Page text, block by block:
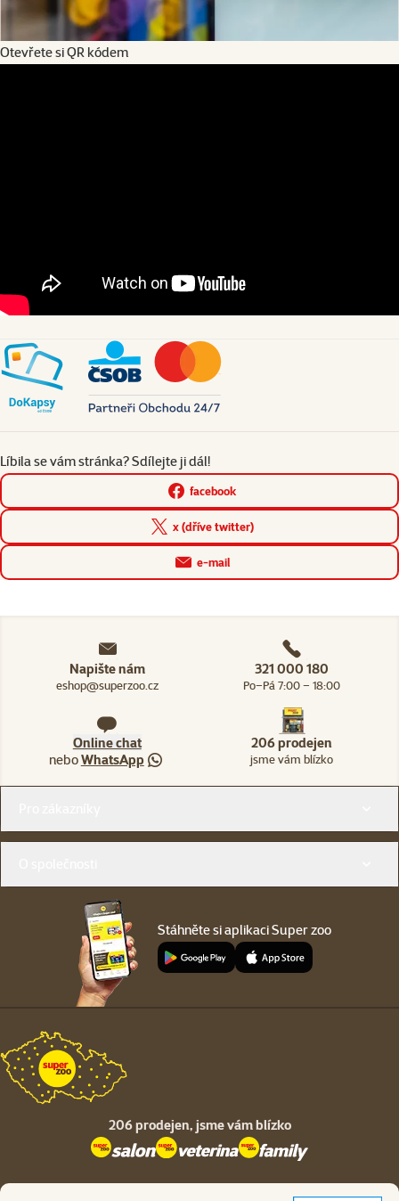
Otevřete si QR kódem
Líbila se vám stránka? Sdílejte ji dál!
facebook
x (dříve twitter)
e-mail
Napište nám
eshop@superzoo.cz
321 000 180
Po–Pá 7:00 – 18:00
Online chat
neboWhatsApp
206 prodejen
jsme vám blízko
Stáhněte si aplikaci Super zoo
206 prodejen, jsme vám blízko